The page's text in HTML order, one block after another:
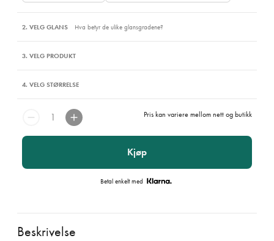
2. VELG GLANS Hva betyr de ulike glansgradene?
3. VELG PRODUKT
4. VELG STØRRELSE
Pris kan variere mellom nett og butikk
Kjøp
Betal enkelt med
Beskrivelse